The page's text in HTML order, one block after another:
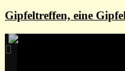
Gipfeltreffen, eine